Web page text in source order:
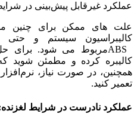
عملکرد غیرقابل پیش‌بینی در
علت های ممکن برای چنین
کالیبراسیون سیستم و
کالیبره کرده و مطمئن شوید
تعمیر کنید.
عملکرد نادرست در شرایط